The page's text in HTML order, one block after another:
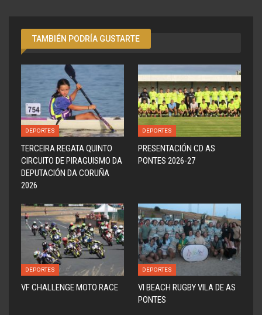
TAMBIÉN PODRÍA GUSTARTE
DEPORTES
TERCEIRA REGATA QUINTO
CIRCUITO DE PIRAGUISMO DA
DEPUTACIÓN DA CORUÑA
2026
DEPORTES
PRESENTACIÓN CD AS
PONTES 2026-27
DEPORTES
VF CHALLENGE MOTO RACE
DEPORTES
VI BEACH RUGBY VILA DE AS
PONTES